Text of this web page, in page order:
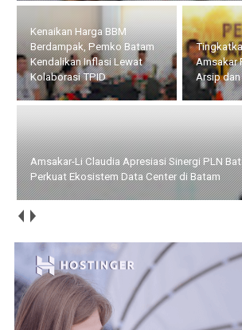
Kenaikan Harga BBM
Berdampak, Pemko Batam
Kendalikan Inflasi Lewat
Kolaborasi TPID
Amsakar
Arsip
Amsakar-Li Claudia Apresiasi Sinergi PLN
Perkuat Ekosistem Data Center di Batam